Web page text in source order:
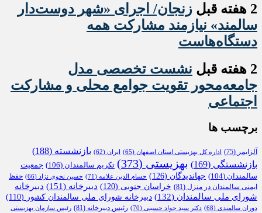
2 هفته قبل
زنجان/ اجرای «شهر دوست‌دار
سالمند» نیازمند مشارکت همه
دستگاه‌هاست
2 هفته قبل
نشست تخصصی مدل
جامعه‌محور تقویت جوامع محلی و مشارکت
اجتماعی
برچسب ها
آلزایمر (75) اداره کل بهزیستی استان اصفهان (65) ایران (62) بازنشسته (188)
بازنشستگی (169) بهزیستی (373) تکریم سالمندان (106)
جمعیت
سالمندان (104) جهاندیدگان (126) حسام الدین علامه (71) حسین نحوی نژاد (66)
حفظ
ایمنی سالمندان در منزل (81) خراسان جنوبی (120) دبیرخانه (151)
دبیرخانه
شورای ملی سالمندان (132) دبیرخانه شورای ملی سالمندان کشور (110)
دوران سالمندی (68) دکتر سید جواد حسینی (70) رئیس دبیرخانه (81)
رئیس سازمان بهزیستی